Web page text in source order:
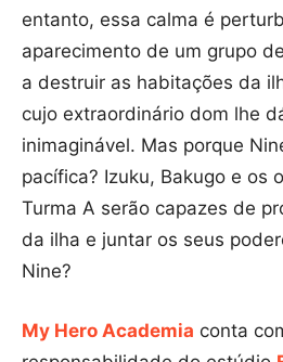
entanto, essa calma é
aparecimento de um grupo
a destruir as habitações da
cujo extraordinário dom lhe
inimaginável. Mas porque
pacífica? Izuku, Bakugo e os
Turma A serão capazes de
da ilha e juntar os seus
Nine?
My Hero Academia conta